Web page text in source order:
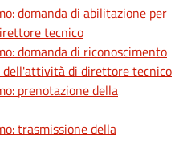
domanda di abilitazione per
tecnico
domanda di riconoscimento
di direttore tecnico
prenotazione della
trasmissione della